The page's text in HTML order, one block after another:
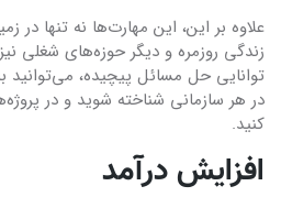
علاوه بر این، این مهارت‌ها نه تنها در
زندگی روزمره و دیگر حوزه‌های شغلی
توانایی حل مسائل پیچیده، می‌توانید
در هر سازمانی شناخته شوید و در
کنید.
افزایش درآمد